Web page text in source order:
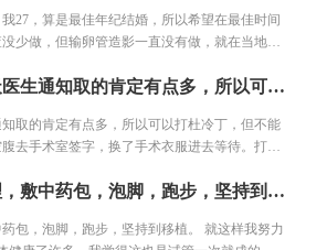
物刺激，激素水平失调，再者就是血液里的电解
流失。
们的分享知道成功率可能只有1成不到了。 因
2颗黄体酮，给移植做准备，我竟然忘了1次，
医生也就没说什么，直接签了风险书，等着隔
27，算是最佳年纪结婚，所以希望在最佳时间
少做，但输卵管造影一直没有做，就在当地的
的是，不孕检查一定做全了，不然浪费时间查
做腹腔镜，也可以试管。但是想了了几天，我
之后再尝试，万一没怀复发还是要去试管。再
终于要取卵了，当天医生通知取的肯定有点多，所以可以打杜冷丁，但不能止痛，只是镇定下。一早空腹去手术室签字，换了手术衣服进去等待。打了针我就躺床上等着，看着之前取卵的姐妹一个一个出来都哭了，我也怕的不行了。 结果出来了，取了22个，配对17个，结果冻胚5个囊胚1个。取卵之后第三天，卵巢过度刺激征开始了，喝进去的水和食物根本排不出来。进去多出来少，可想而知多难受，短短几天，肚子如同怀孕几个月，全身鼓起来，吃不好睡不好。 由于积液严重，直接住院治疗，期间对几种治疗的药物全部过敏。每天只能挂葡萄糖，难受得想死。 最后听产科闺蜜建议，托人去医药公司买了人球白蛋白挂上，突然一晚跑了很多次厕所，第二天马上松快了许多。这关算是熬过去了。 补充下，造成卵巢过度刺激征的原因一个是因为年轻，卵巢敏感，受到大量药物刺激，激素水平失调，再者就是血液里的电解质缺失导致大量血液里的蛋白流失。
取的肯定有点多，所以可以打杜冷丁，但不能
去手术室签字，换了手术衣服进去等待。打了
短几天，肚子如同怀孕几个月，全身鼓起来，
我找朋友开中药调理，敷中药包，泡脚，跑步，坚持到移植。 就这样我努力了近2个月，感觉自己的身体健康了许多，我觉得这也是试管一次就成的重要原因之一。 好不容易熬到了11月，B超医生一看内膜只有0.6cm，劝我取消移植，其实自己之前3次促排内膜都很好，这次内膜薄可能是因为周期长，内膜还没长起来，还有对补佳乐这个药根本不吸收，所以我还是坚持移植，医生说要平常心，但我看姐妹们的分享知道成功率可能只有1成不到了。 因为医生要求移植前三天每天塞2颗黄体酮，给移植做准备，我竟然忘了1次，又吓得不行，但是我想既然都到了现在，不想浪费这么多心血，再者调理了身体之后，我对自己有信心。 医生也就没说什么，直接签了风险书，等着隔天移植。 11月28号移植当天，我紧张半天，移植竟然一点感觉都没有。移植之后我直接回家了。
包，泡脚，跑步，坚持到移植。 就这样我努力